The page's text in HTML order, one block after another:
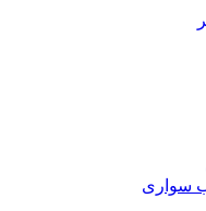
سواری